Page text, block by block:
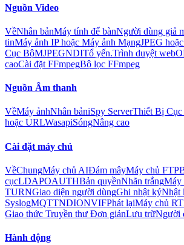
Nguồn Video
VềNhân bảnMáy tính để bànNgười dùng giả
tinMáy ảnh IP hoặc Máy ảnh MạngJPEG
Cục BộMJPEGNDITổ yến.Trình duyệt web
caoCài đặt FFmpegBộ lọc FFmpeg
Nguồn Âm thanh
VềMáy ảnhNhân bảniSpy ServerThiết Bị
hoặc URLWasapiSóngNâng cao
Cài đặt máy chủ
VềChungMáy chủ AIĐám mâyMáy chủ FTP
cụcLDAPOAUTHBản quyềnNhãn trắngMáy
TURNGiao diện người dùngGhi nhật kýNhật
SyslogMQTTNDIONVIFPhát lạiMáy chủ
Giao thức Truyền thư Đơn giảnLưu trữNgười
Hành động